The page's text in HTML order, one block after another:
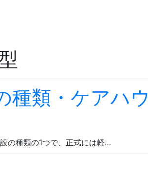
種類・ケアハウ
の種類の1つで、正式には軽…